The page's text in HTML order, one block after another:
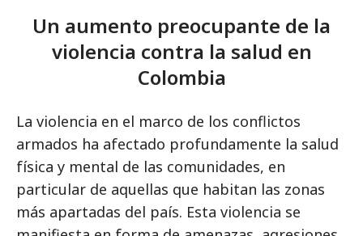
Un aumento preocupante de la
violencia contra la salud en
Colombia
La violencia en el marco de los conflictos
armados ha afectado profundamente la salud
física y mental de las comunidades, en
particular de aquellas que habitan las zonas
más apartadas del país. Esta violencia se